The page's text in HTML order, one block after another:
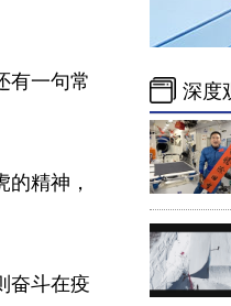
有一句常
精神，
奋斗在疫
深度